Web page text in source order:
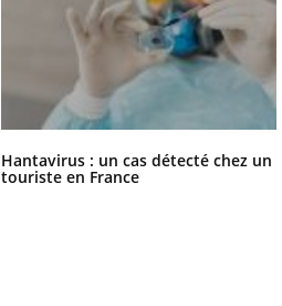
Hantavirus : un cas détecté chez un
touriste en France